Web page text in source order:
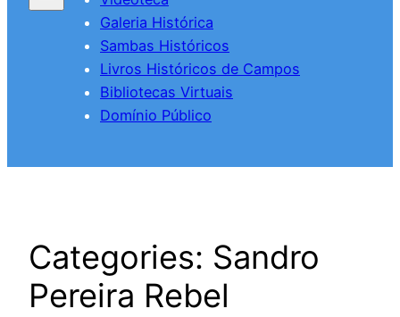
Galeria Histórica
Sambas Históricos
Livros Históricos de Campos
Bibliotecas Virtuais
Domínio Público
Categories: Sandro
Pereira Rebel